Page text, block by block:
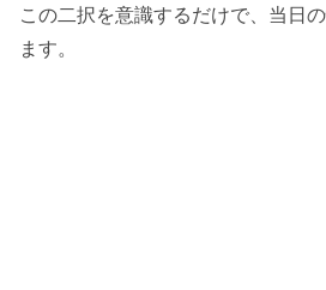
この二択を意識するだけで、当日
ます。